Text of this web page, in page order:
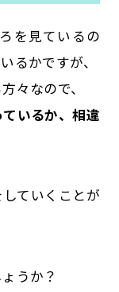
を見ているの
るかですが、
々なので、
ているか、相違
ていくことが
うか？